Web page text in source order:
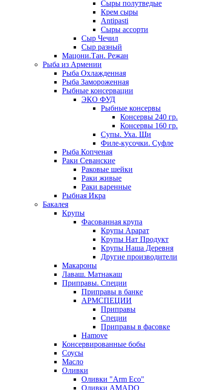
Сыры полутведые
Крем сыры
Antipasti
Сыры ассорти
Сыр Чечил
Сыр разный
Мацони.Тан. Режан
Рыба из Армении
Рыба Охлажденная
Рыба Замороженная
Рыбные консервации
ЭКО ФУД
Рыбные консервы
Консервы 240 гр.
Консервы 160 гр.
Супы. Уха. Щи
Филе-кусочки. Суфле
Рыба Копченая
Раки Севанские
Раковые шейки
Раки живые
Раки варенные
Рыбная Икра
Бакалея
Крупы
Фасованная крупа
Крупы Арарат
Крупы Нат Продукт
Крупы Наша Деревня
Другие производители
Макароны
Лаваш. Матнакаш
Приправы. Специи
Приправы в банке
АРМСПЕЦИИ
Приправы
Специи
Приправы в фасовке
Hamove
Консервированные бобы
Соусы
Масло
Оливки
Оливки "Arm Eco"
Оливки AMADO